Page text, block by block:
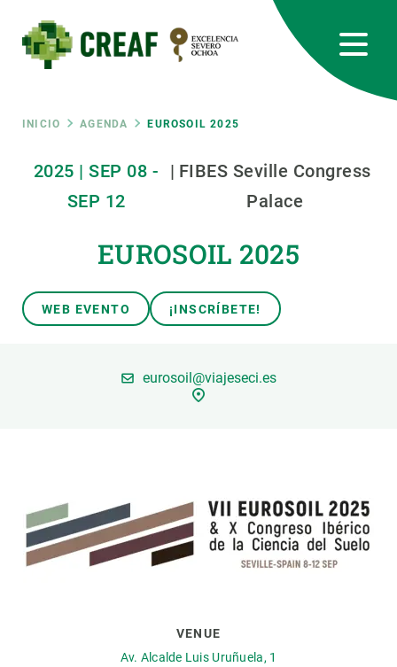
contenido
principal
Ruta
de
navegación
INICIO AGENDA EUROSOIL 2025
2025 | SEP 08 -
SEP 12
| FIBES Seville Congress
Palace
EUROSOIL 2025
WEB EVENTO ¡INSCRÍBETE!
eurosoil@viajeseci.es
VENUE
Av. Alcalde Luis Uruñuela, 1
RRSS
Featured
responsive
INTRANET
Responsive
menu
INVESTIGACIÓN